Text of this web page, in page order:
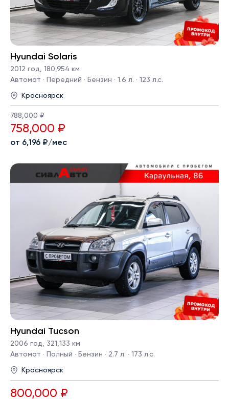
Hyundai Solaris
2012 год
180,954 км
Автомат · Передний · Бензин · 1.6 л. · 123 л.с.
Красноярск
788,000 ₽
758,000 ₽
от 6,196 ₽/мес
Hyundai Tucson
2006 год, 321,133 км
Автомат · Полный · Бензин · 2.7 л. · 173 л.с.
Красноярск
800,000 ₽